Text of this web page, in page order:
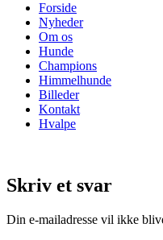
Forside
Nyheder
Om os
Hunde
Champions
Himmelhunde
Billeder
Kontakt
Hvalpe
Skriv et svar
Din e-mailadresse vil ikke